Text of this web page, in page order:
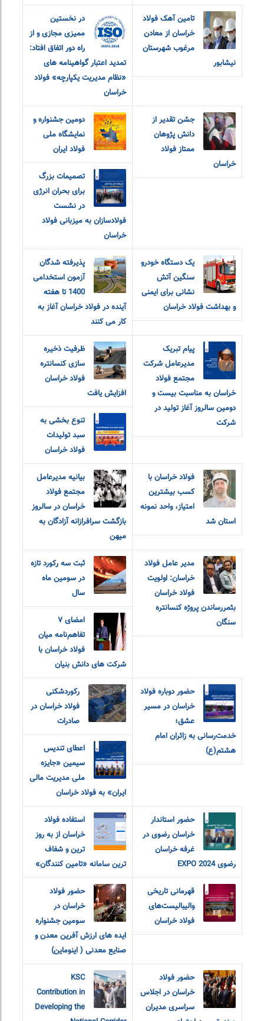
تامین آهک فولاد
خراسان از معادن
مرغوب شهرستان
نیشابور
در نخستین
ممیزی مجازی و از
راه دور اتفاق افتاد:
تمدید اعتبار گواهینامه های
«نظام مدیریت یکپارچه» فولاد
خراسان
جشن تقدیر از
دانش پژوهان
ممتاز فولاد
خراسان
دومین جشنواره و
نمایشگاه ملی
فولاد ایران
تصمیمات بزرگ
برای بحران انرژی
در نشست
فولادسازان به میزبانی فولاد
خراسان
یک دستگاه خودرو
سنگین آتش
نشانی برای ایمنی
و بهداشت فولاد خراسان
پذیرفته شدگان
آزمون استخدامی
1400 تا هفته
آینده در فولاد خراسان آغاز به
کار می کنند
پیام تبریک
مدیرعامل شرکت
مجتمع فولاد
خراسان به مناسبت بیست و
دومین سالروز آغاز تولید در
شرکت
ظرفیت ذخیره
سازی کنسانتره
فولاد خراسان
افزایش یافت
تنوع بخشی به
سبد تولیدات
فولاد خراسان
فولاد خراسان با
کسب بیشترین
امتیاز، واحد نمونه
استان شد
بیانیه مدیرعامل
مجتمع فولاد
خراسان در سالروز
بازگشت سرافرازانه آزادگان به
میهن
مدیر عامل فولاد
خراسان: اولویت
فولاد خراسان
بثمررساندن پروژه کنسانتره
سنگان
ثبت سه رکورد تازه
در سومین ماه
سال
امضای ۷
تفاهم‌نامه میان
فولاد خراسان با
شرکت های دانش بنیان
حضور دوباره فولاد
خراسان در مسیر
عشق؛
خدمت‌رسانی به زائران امام
هشتم(ع)
رکوردشکنی
فولاد خراسان در
صادرات
اعطای تندیس
سیمین «جایزه
ملی مدیریت مالی
ایران» به فولاد خراسان
حضور استاندار
خراسان رضوی در
غرفه خراسان
رضوی EXPO 2024
استفاده فولاد
خراسان از به روز
ترین و شفاف
ترین سامانه «تامین کنندگان»
قهرمانی تاریخی
والیبالیست‌های
فولاد خراسان
حضور فولاد
خراسان در
سومین جشنواره
ایده های ارزش آفرین معدن و
صنایع معدنی ( اینوماین)
حضور فولاد
خراسان در اجلاس
سراسری مدیران
KSC
Contribution in
Developing the